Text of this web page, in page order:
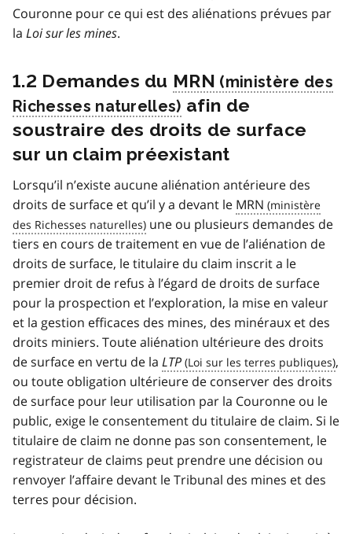
Couronne pour ce qui est des aliénations prévues par
la Loi sur les mines.
1.2 Demandes du MRN
afin de
soustraire des droits de surface
sur un claim préexistant
Lorsqu’il n’existe aucune aliénation antérieure des
droits de surface et qu’il y a devant le MRN
une ou plusieurs demandes de
tiers en cours de traitement en vue de l’aliénation de
droits de surface, le titulaire du claim inscrit a le
premier droit de refus à l’égard de droits de surface
pour la prospection et l’exploration, la mise en valeur
et la gestion efficaces des mines, des minéraux et des
droits miniers. Toute aliénation ultérieure des droits
de surface en vertu de la LTP
,
ou toute obligation ultérieure de conserver des droits
de surface pour leur utilisation par la Couronne ou le
public, exige le consentement du titulaire de claim. Si le
titulaire de claim ne donne pas son consentement, le
registrateur de claims peut prendre une décision ou
renvoyer l’affaire devant le Tribunal des mines et des
terres pour décision.